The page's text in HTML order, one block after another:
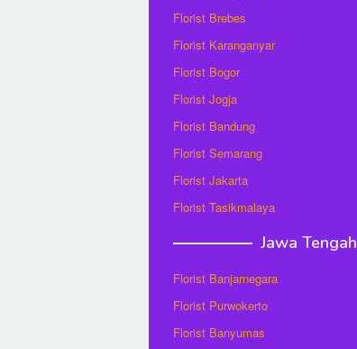
Florist Brebes
Florist Karanganyar
Florist Bogor
Florist Jogja
Florist Bandung
Florist Semarang
Florist Jakarta
Florist Tasikmalaya
Jawa Tengah
Florist Banjarnegara
Florist Purwokerto
Florist Banyumas